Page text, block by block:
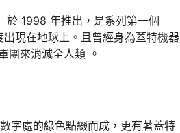
於 1998 年推出，是系列第一個
現在地球上。且曾經身為蓋特機器
團來消滅全人類 。
字處的綠色點綴而成，更有著蓋特